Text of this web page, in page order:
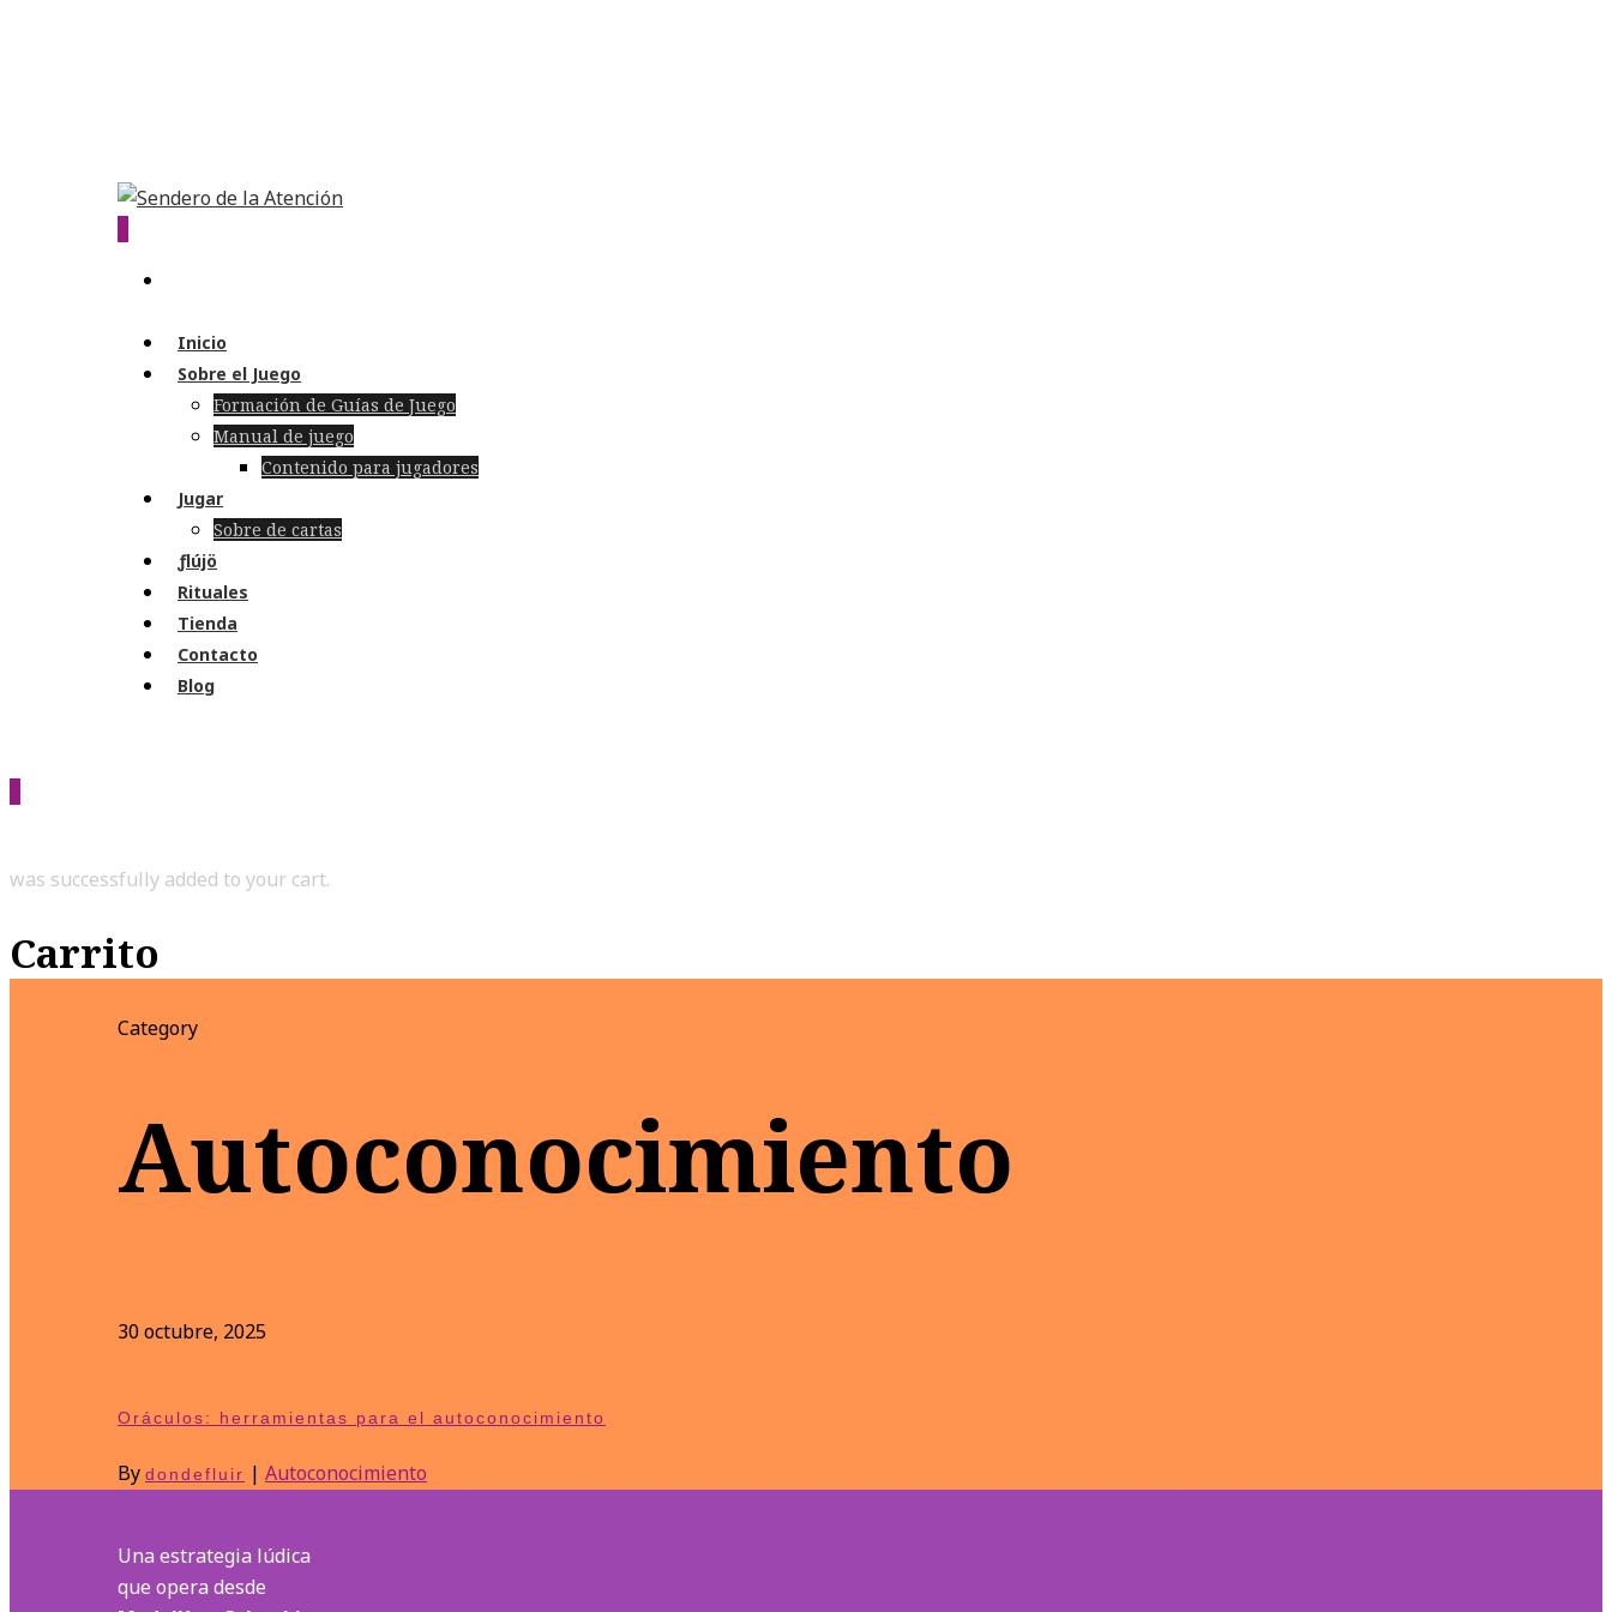
Inicio
Sobre el Juego
Formación de Guías de Juego
Manual de juego
Contenido para jugadores
Jugar
Sobre de cartas
ƒlújö
Rituales
Tienda
Contacto
Blog
was successfully added to your cart.
Carrito
Category
Autoconocimiento
30 octubre, 2025
Oráculos: herramientas para el autoconocimiento
By dondefluir | Autoconocimiento
Una estrategia lúdica
que opera desde